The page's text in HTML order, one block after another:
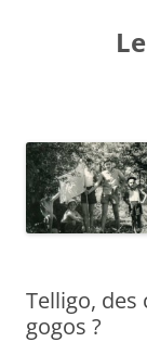
Telligo, des
gogos ?